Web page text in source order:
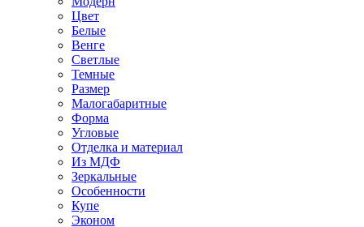
Цвет
Белые
Венге
Светлые
Темные
Размер
Малогабаритные
Форма
Угловые
Отделка и материал
Из МДФ
Зеркальные
Особенности
Купе
Эконом